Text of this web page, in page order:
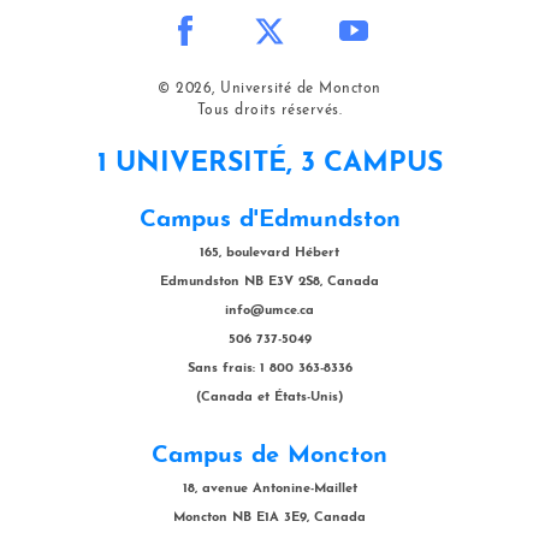
© 2026, Université de Moncton
Tous droits réservés.
1 UNIVERSITÉ, 3 CAMPUS
Campus d'Edmundston
165, boulevard Hébert
Edmundston NB E3V 2S8, Canada
info@umce.ca
506 737-5049
Sans frais: 1 800 363-8336
(Canada et États-Unis)
Campus de Moncton
18, avenue Antonine-Maillet
Moncton NB E1A 3E9, Canada